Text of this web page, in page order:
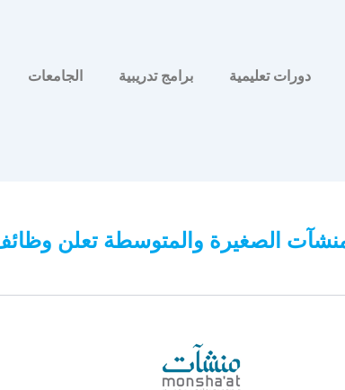
دورات تعليمية برامج تدريبية الجامعات
الصغيرة والمتوسطة تعلن